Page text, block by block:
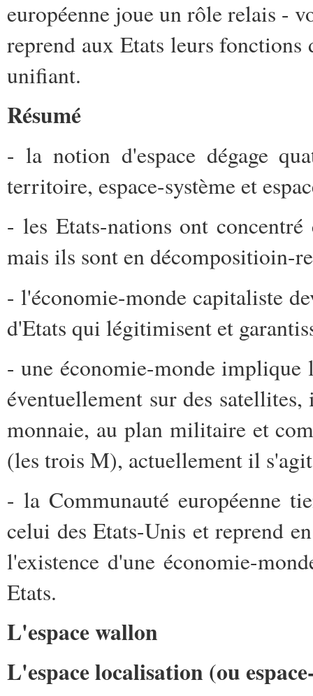
européenne joue un rôle relais -
reprend aux Etats leurs fonctions
unifiant.
Résumé
- la notion d'espace dégage
territoire, espace-système et
- les Etats-nations ont
mais ils sont en décompositioin-
- l'économie-monde capitaliste
d'Etats qui légitimisent et
- une économie-monde implique
éventuellement sur des
monnaie, au plan militaire et
(les trois M), actuellement il
- la Communauté européenne
celui des Etats-Unis et reprend
l'existence d'une économie-
Etats.
L'espace wallon
L'espace localisation (ou